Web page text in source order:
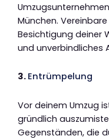
München.
Besichtigung deiner
und unverbindliches
3. Entrümpelung
Vor deinem Umzug
gründlich
Gegenständen, die